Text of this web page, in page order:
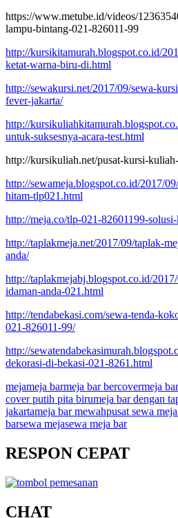
https://www.metube.id/videos/
lampu-bintang-021-826011-99
http://kursikitamurah.blogspot.co.id/
ketat-warna-biru-di.html
http://sewakursi.net/2017/09/sewa-
fever-jakarta/
http://
untuk-suksesnya-acara-test.html
http://kursikuliah.net/pusat-kursi-
http://sewameja.blogspot.co.id/2017/
hitam-tlp021.html
http://meja.co/tlp-021-82601199-
http://taplakmeja.net/2017/09/taplak-
anda/
http://taplakmejabj.blogspot.co.id/
idaman-anda-021.html
http://tendabekasi.com/sewa-tenda-
021-826011-99/
http://
dekorasi-di-bekasi-021-8261.html
mejameja barmeja bar bercovermeja
cover putih pita birumeja bar dengan
jakartameja bar mewahpusat sewa
barsewa mejasewa meja bar
RESPON CEPAT
CHAT